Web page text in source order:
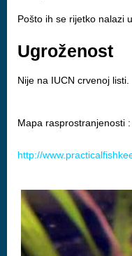
Pošto ih se rijetko nalazi
Ugroženost
Nije na IUCN crvenoj listi.
Mapa rasprostranjenosti :
http://